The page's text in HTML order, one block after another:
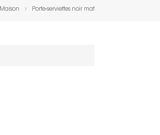
Maison Porte-serviettes noir mat